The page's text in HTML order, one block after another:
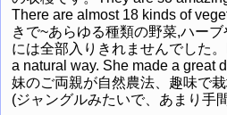
There are almost 18 kinds of
きで~あらゆる種類の野菜,ハー
には全部入りきれませんでした
a natural way. She made a great
妹のご両親が自然農法、趣味で
(ジャングルみたいで、あまり手